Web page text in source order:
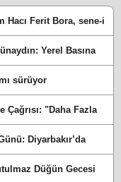
Hacı Ferit Bora, sene-i
Yerel Basına
sürüyor
"Daha Fazla
Diyarbakır’da
Düğün Gecesi